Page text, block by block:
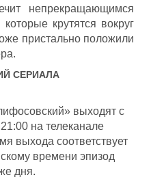
непрекращающимся
крутятся вокруг
пристально положили
СЕРИАЛА
выходят с
на телеканале
выхода соответствует
времени эпизод
дня.